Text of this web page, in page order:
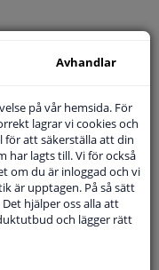
bildelar.
Avhandlar
på vår hemsida. För
lagrar vi cookies och
för att säkerställa att din
har lagts till. Vi för också
om du är inloggad och vi
är upptagen. På så sätt
hjälper oss alla att
och lägger rätt